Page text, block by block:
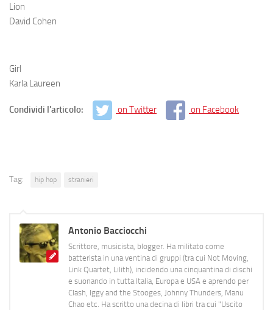
Lion
David Cohen
Girl
Karla Laureen
Condividi l'articolo: on Twitter on Facebook
Tag: hip hop stranieri
Antonio Bacciocchi
Scrittore, musicista, blogger. Ha militato come
batterista in una ventina di gruppi (tra cui Not Moving,
Link Quartet, Lilith), incidendo una cinquantina di dischi
e suonando in tutta Italia, Europa e USA e aprendo per
Clash, Iggy and the Stooges, Johnny Thunders, Manu
Chao etc. Ha scritto una decina di libri tra cui "Uscito